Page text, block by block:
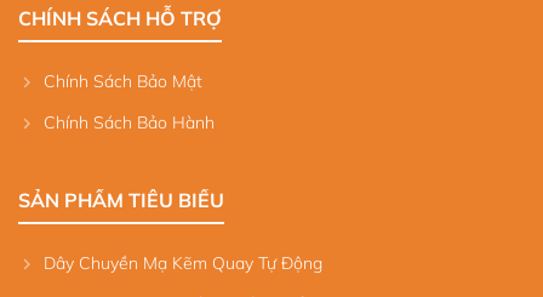
CHÍNH SÁCH HỖ TRỢ
Chính Sách Bảo Mật
Chính Sách Bảo Hành
SẢN PHẨM TIÊU BIỂU
Dây Chuyền Mạ Kẽm Quay Tự Động